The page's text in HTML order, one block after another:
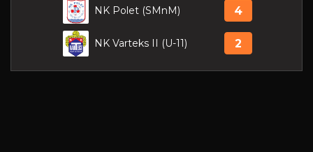
NK Polet (SMnM) 4
NK Varteks II (U-11) 2